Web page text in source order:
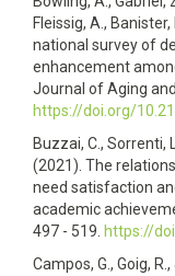
Fleissig, A.,
national survey of
enhancement
Journal of Aging
https://doi.org/
Buzzai, C., Sorrenti,
(2021). The
need satisfaction
academic
497 - 519. https://
Campos, G., Goig,